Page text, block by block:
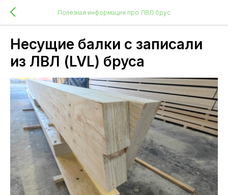
Полезная информация про ЛВЛ брус
Несущие балки с записали
из ЛВЛ (LVL) бруса